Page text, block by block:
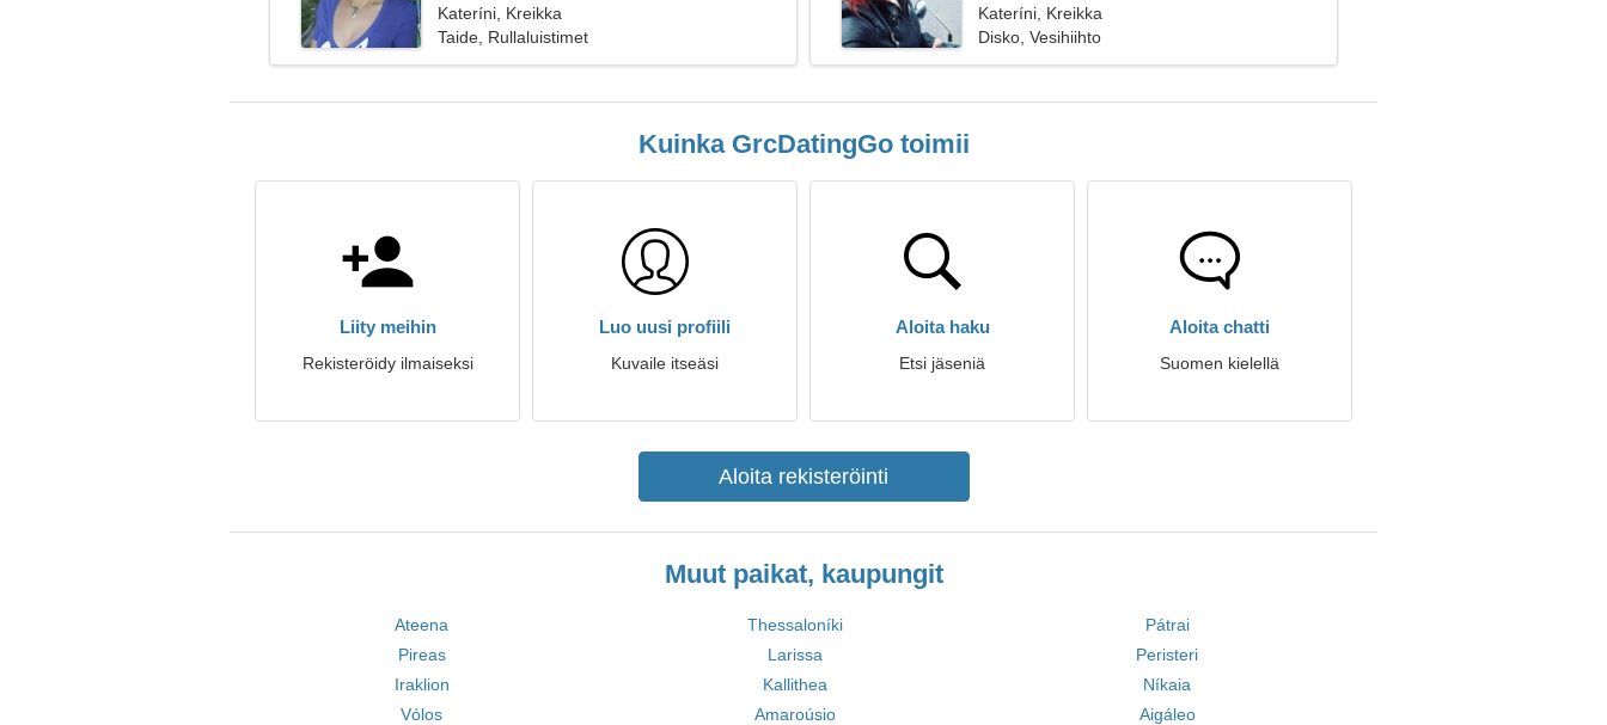
Kateríni, Kreikka
Taide, Rullaluistimet
Kateríni, Kreikka
Disko, Vesihiihto
Kuinka GrcDatingGo toimii
Liity meihin
Rekisteröidy ilmaiseksi
Luo uusi profiili
Kuvaile itseäsi
Aloita haku
Etsi jäseniä
Aloita chatti
Suomen kielellä
Aloita rekisteröinti
Muut paikat, kaupungit
Ateena Thessaloníki
Pátrai
Pireas
Larissa
Peristeri
Iraklion
Kallithea
Níkaia
Vólos
Amaroúsio Aigáleo